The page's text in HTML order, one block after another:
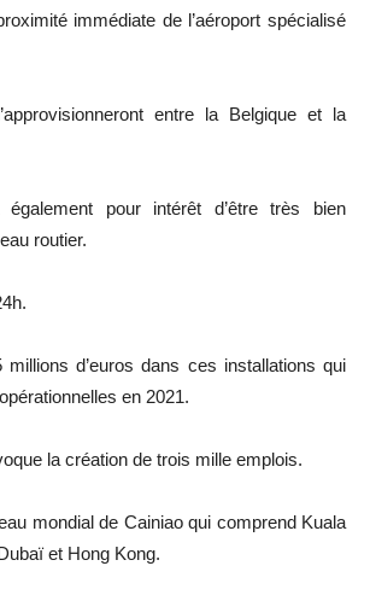
immédiate de l’aéroport spécialisé
entre la Belgique et la
pour intérêt d’être très bien
routier.
millions d’euros dans ces installations qui
en 2021.
la création de trois mille emplois.
mondial de Cainiao qui comprend Kuala
et Hong Kong.